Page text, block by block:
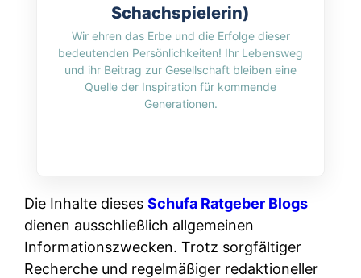
r
k
l
n
k
t
r
e
n
r
l
i
n
s
i
s
t
s
:
W
e
r
S
c
Schachspielerin)
Wir ehren das Erbe und die Erfolge dieser
bedeutenden Persönlichkeiten! Ihr Lebensweg
und ihr Beitrag zur Gesellschaft bleiben eine
Quelle der Inspiration für kommende
Generationen.
Die Inhalte diesesSchufa Ratgeber Blogs
dienen ausschließlich allgemeinen
Informationszwecken. Trotz sorgfältiger
Recherche und regelmäßiger redaktioneller